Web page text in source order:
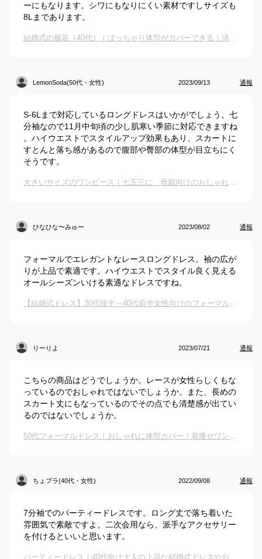
ーにもなります。シワにもなりにくい素材ですしサイズも
8Lまであります。
結婚式の服装（40代）｜ぽっちゃり体型がカバーできる！清爽な冬服（ワンピースなど）のおすすめは？
LemonSoda(50代・女性) 2023/09/13 通報
S-6Lまで対応しているロングドレスはいかがでしょう。七
分袖なので11月中旬頃の少し肌寒い季節に対応できますね
。ハイウエストでスタイルアップ効果もあり、スカートに
すとんと落ち感があるので腹部や臀部の体型が目立ちにく
そうです。
大きいサイズのワンピース｜七五三に、母親向けのおしゃれなワンピ（レディース）のおすすめは？
ひなひな〜みゅー 2023/08/02 通報
フォーマルでエレガントなレースロングドレス。袖の広が
りが上品で素適です。ハイウエストでスタイル良く見える
オールシーズンいける素適なドレスですね。
【結婚式ドレス】30代後半～40代前半女性向けのフォーマルドレスのおすすめは？
りーりよ 2023/07/21 通報
こちらの商品はどうでしょうか。レースが女性らしくもな
っているのでおしゃれではないでしょうか。また、長めの
スカート丈にもなっているのでその点でも清楚感が出てい
るのではないでしょうか。
50代フォーマルドレス｜おしゃれに体型カバー！着痩せワンピースなどのおすすめは？
ちょプラ(40代・女性) 2022/09/08 通報
7分袖でのパーティードレスです。ロング丈で落ち着いた
雰囲気で素敵ですよ。二次会用なら、派手なアクセサリー
を付けるといいと思います。